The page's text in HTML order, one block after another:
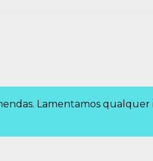
Lamentamos